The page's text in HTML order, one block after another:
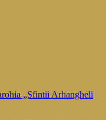
„Sfintii Arhangheli